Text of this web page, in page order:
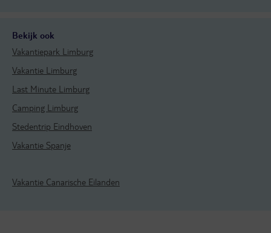
Bekijk ook
Vakantiepark Limburg
Vakantie Limburg
Last Minute Limburg
Camping Limburg
Stedentrip Eindhoven
Vakantie Spanje
Vakantie Canarische Eilanden